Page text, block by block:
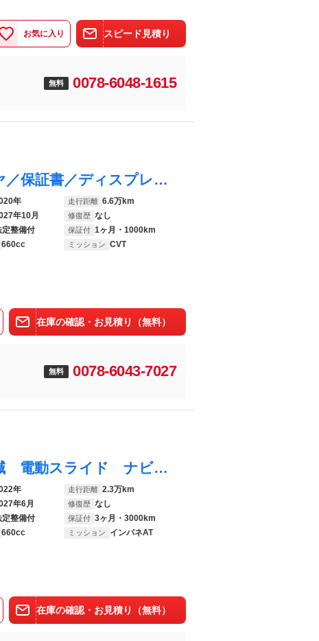
お気に入り スピード見積り
無料 0078-6048-1615
ｅＫクロススペース Ｔ ★★★新品タイヤ／保証書／ディスプレイオーディオ９インチ／イーアシスト（ミツビシ）／電動スライドドア／シートヒーター 前席／車線逸脱防止支援システム／ヘッドランプ ＬＥＤ／Ｂｌｕｅｔｏｏｔｈ接続
年 走行距離 6.6万km
年10月 修復歴 なし
定整備付 保証付 1ヶ月・1000km
660cc ミッション CVT
在庫の確認・お見積り（無料）
無料 0078-6043-7027
ｅＫクロススペース Ｔ ターボ 衝突軽減 電動スライド ナビ シートヒーター バックカメラ 禁煙車 ドラレコ ＬＥＤヘッド Ｂｌｕｅｔｏｏｔｈ接続 ＥＴＣ オートエアコン スマートキー アイドリングストップ
年 走行距離 2.3万km
年6月 修復歴 なし
定整備付 保証付 3ヶ月・3000km
660cc ミッション インパネAT
在庫の確認・お見積り（無料）